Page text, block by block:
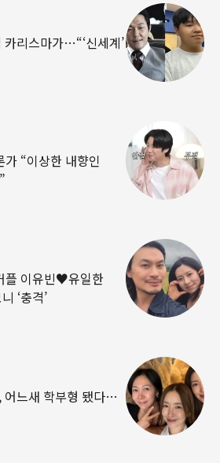
리스마가…“‘신세계’
“이상한 내향인
플 이유빈♥유일한
‘충격’
어느새 학부형 됐다…